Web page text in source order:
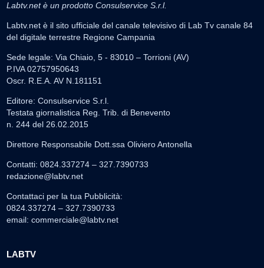
Labtv.net è un prodotto Consulservice S.r.l.
Labtv.net è il sito ufficiale del canale televisivo di Lab Tv canale 84
del digitale terrestre Regione Campania
Sede legale: Via Chiaio, 5 - 83010 – Torrioni (AV)
P.IVA 02757950643
Oscr. R.E.A. AV N.181151
Editore: Consulservice S.r.l.
Testata giornalistica Reg. Trib. di Benevento
n. 244 del 26.02.2015
Direttore Responsabile Dott.ssa Oliviero Antonella
Contatti: 0824.337274 – 327.7390733
redazione@labtv.net
Contattaci per la tua Pubblicità:
0824.337274 – 327.7390733
email: commerciale@labtv.net
LABTV